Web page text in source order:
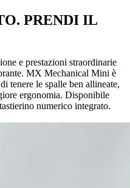
PRENDI IL
e prestazioni straordinarie
MX Mechanical Mini è
tenere le spalle ben allineate,
ergonomia. Disponibile
numerico integrato.